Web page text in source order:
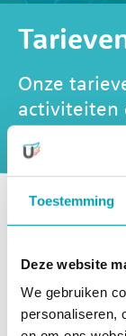
Toestemming
Deze website
We gebruiken
personaliseren,
Onze
activiteiten
Bij UniKidz
geen
normaal als
opvangkosten.